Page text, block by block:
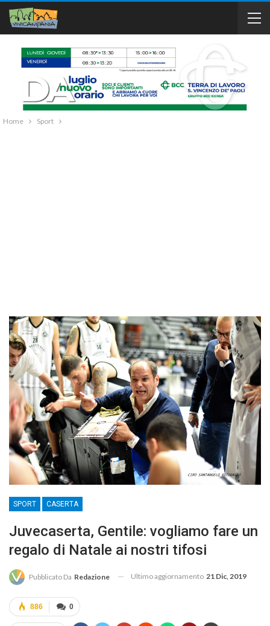
Home Sport
SPORT CASERTA
Juvecaserta, Gentile: vogliamo fare un
regalo di Natale ai nostri tifosi
Pubblicato Da Redazione Ultimo aggiornamento 21 Dic, 2019
0
886